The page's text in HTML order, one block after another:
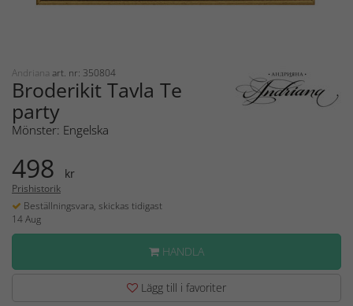
Andriana art. nr: 350804
Broderikit Tavla Te
party
Mönster: Engelska
498 kr
Prishistorik
Beställningsvara, skickas tidigast
14 Aug
HANDLA
Lägg till i favoriter